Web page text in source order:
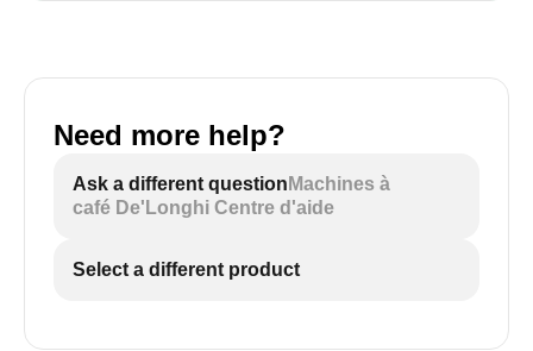
Need more help?
Ask a different question Machines à
café De'Longhi Centre d'aide
Select a different product